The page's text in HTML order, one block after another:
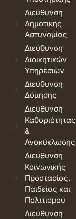
Διεύθυνση
Δημοτικής
Αστυνομίας
Διεύθυνση
Διοικητικών
Υπηρεσιών
Διεύθυνση
Δόμησης
Διεύθυνση
Καθαριότητας
&
Ανακύκλωσης
Διεύθυνση
Κοινωνικής
Προστασίας,
Παιδείας και
Πολιτισμού
Διεύθυνση